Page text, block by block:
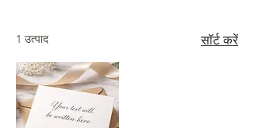
1 उत्पाद सॉर्ट करें